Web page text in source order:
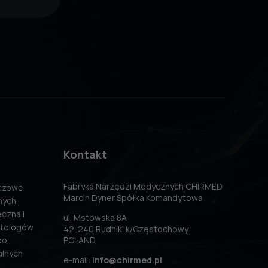
i
Kontakt
Fabryka Narzędzi Medycznych CHIRMED
Marcin Dyner Spółka Komandytowa
ul. Mstowska 8A
42-240 Rudniki k/Częstochowy
POLAND
e-mail: info@chirmed.pl